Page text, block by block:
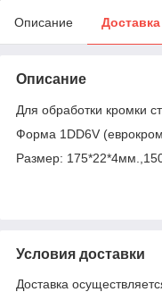
Описание Доставка
Описание
Для обработки кромки
Форма 1DD6V
Размер:
Условия доставки
Доставка